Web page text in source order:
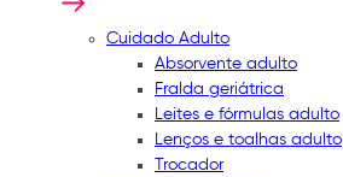
Cuidado Adulto
Absorvente adulto
Fralda geriátrica
Leites e fórmulas adulto
Lenços e toalhas adulto
Trocador